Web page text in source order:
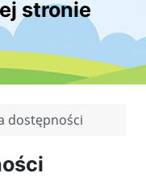
stronie
dostępności